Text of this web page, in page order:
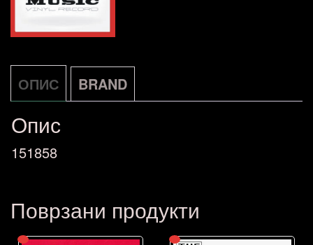
ОПИС BRAND
Опис
151858
Поврзани продукти